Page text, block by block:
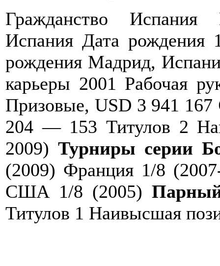
Гражданство
Испания Дата рождения
рождения Мадрид,
карьеры 2001 Рабочая
Призовые, USD 3 941 167
204 — 153 Титулов 2
2009) Турниры серии
(2009) Франция 1/8
США 1/8 (2005)
Титулов 1 Наивысшая